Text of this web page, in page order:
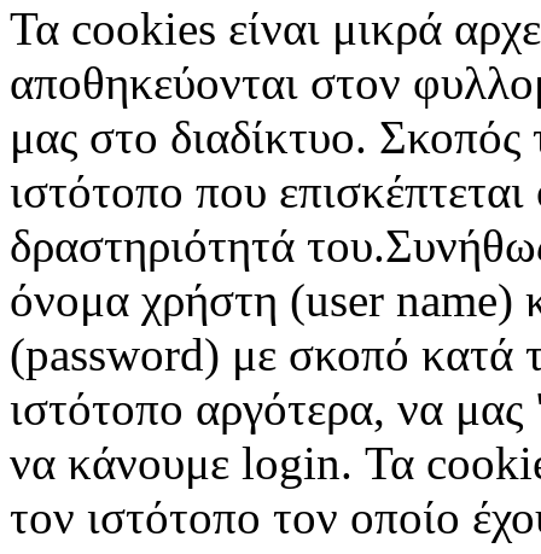
Τα cookies είναι μικρά
αποθηκεύονται στον
μας στο διαδίκτυο. Σκοπός
ιστότοπο που
δραστηριότητά
όνομα χρήστη (user name)
(password) με σκοπό κατά
ιστότοπο αργότερα, να μας
να κάνουμε login. Τα
τον ιστότοπο τον οποίο